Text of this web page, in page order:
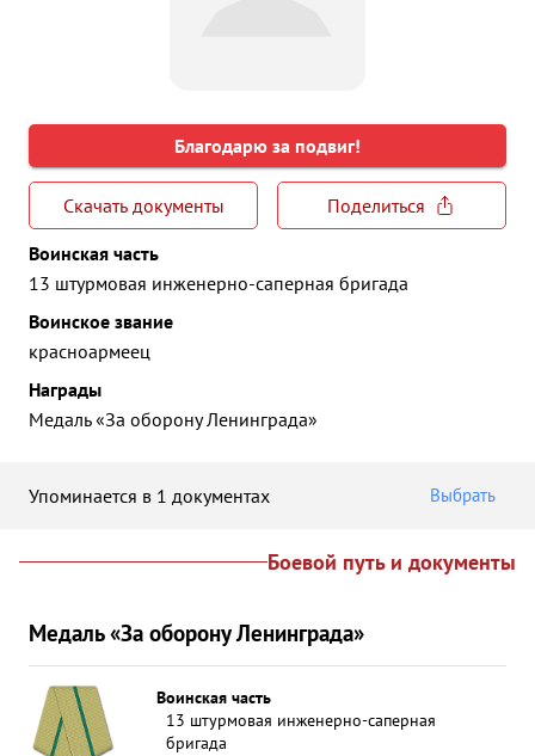
Благодарю за подвиг!
Скачать документы
Поделиться
Воинская часть
13 штурмовая инженерно-саперная бригада
Воинское звание
красноармеец
Награды
Медаль «За оборону Ленинграда»
Упоминается в 1 документах Выбрать
Боевой путь и документы
Медаль «За оборону Ленинграда»
Воинская часть
13 штурмовая инженерно-саперная
бригада